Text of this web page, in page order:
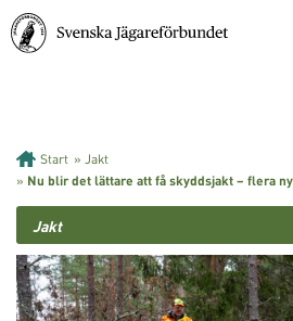
Start » Jakt
» Nu blir det lättare att få skyddsjakt – flera
Jakt